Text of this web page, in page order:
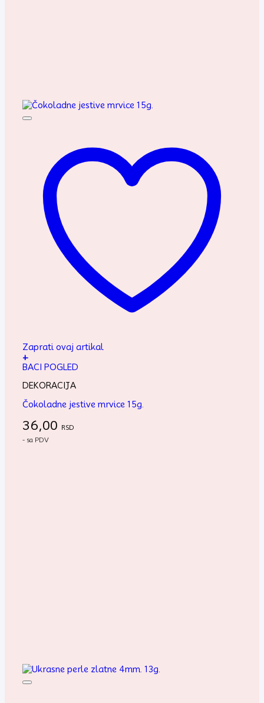
Zaprati ovaj artikal
+
BACI POGLED
DEKORACIJA
Čokoladne jestive mrvice 15g.
36,00 RSD
- sa PDV